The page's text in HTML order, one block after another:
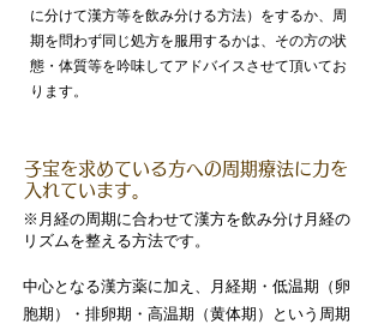
に分けて漢方等を飲み分ける方法）をするか、周
期を問わず同じ処方を服用するかは、その方の状
態・体質等を吟味してアドバイスさせて頂いてお
ります。
子宝を求めている方への周期療法に力を
入れています。
※月経の周期に合わせて漢方を飲み分け月経の
リズムを整える方法です。
中心となる漢方薬に加え、月経期・低温期（卵
胞期）・排卵期・高温期（黄体期）という周期